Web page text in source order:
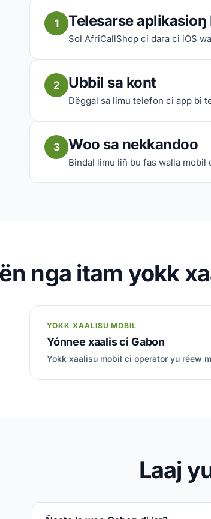
1 Telesarse aplikasioŋ
Sol AfriCallShop ci dara ci iOS
2 Ubbil sa kont
Dëggal sa limu telefon ci app bi
3 Woo sa nekkandoo
Bindal limu liñ bu fas walla mobil
nga itam yokk
YOKK XAALISU MOBIL
Yónnee xaalis ci Gabon
Yokk xaalisu mobil ci operator yu réew
Laaj